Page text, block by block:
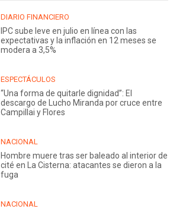
DIARIO FINANCIERO
IPC sube leve en julio en línea con las
expectativas y la inflación en 12 meses se
modera a 3,5%
ESPECTÁCULOS
“Una forma de quitarle dignidad”: El
descargo de Lucho Miranda por cruce entre
Campillai y Flores
NACIONAL
Hombre muere tras ser baleado al interior de
cité en La Cisterna: atacantes se dieron a la
fuga
NACIONAL